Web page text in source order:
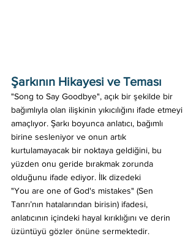
Şarkının Hikayesi ve Teması
"Song to Say Goodbye", açık bir şekilde bir
bağımlıyla olan ilişkinin yıkıcılığını ifade etmeyi
amaçlıyor. Şarkı boyunca anlatıcı, bağımlı
birine sesleniyor ve onun artık
kurtulamayacak bir noktaya geldiğini, bu
yüzden onu geride bırakmak zorunda
olduğunu ifade ediyor. İlk dizedeki
"You are one of God's mistakes" (Sen
Tanrı’nın hatalarından birisin) ifadesi,
anlatıcının içindeki hayal kırıklığını ve derin
üzüntüyü gözler önüne sermektedir.